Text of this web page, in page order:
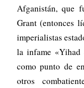
Afganistán, que
Grant (entonces
imperialistas
la infame
como punto de
otros